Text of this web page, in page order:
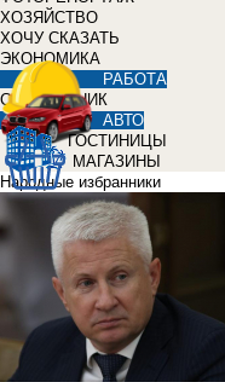
ХОЗЯЙСТВО
ХОЧУ СКАЗАТЬ
ЭКОНОМИКА
РАБОТА
СПРАВОЧНИК
АВТО
ГОСТИНИЦЫ
МАГАЗИНЫ
Народные избранники